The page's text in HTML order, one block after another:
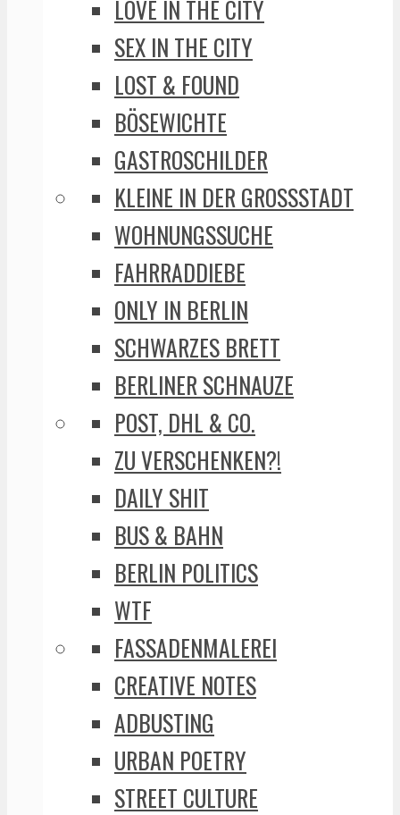
LOVE IN THE CITY
SEX IN THE CITY
LOST & FOUND
BÖSEWICHTE
GASTROSCHILDER
KLEINE IN DER GROSSSTADT
WOHNUNGSSUCHE
FAHRRADDIEBE
ONLY IN BERLIN
SCHWARZES BRETT
BERLINER SCHNAUZE
POST, DHL & CO.
ZU VERSCHENKEN?!
DAILY SHIT
BUS & BAHN
BERLIN POLITICS
WTF
FASSADENMALEREI
CREATIVE NOTES
ADBUSTING
URBAN POETRY
STREET CULTURE